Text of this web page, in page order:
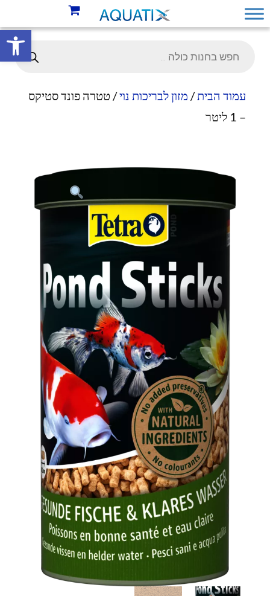
פתח
עמוד הבית/ מזון לבריכות נוי/ טטרה פונד סטיקס
– 1 ליטר